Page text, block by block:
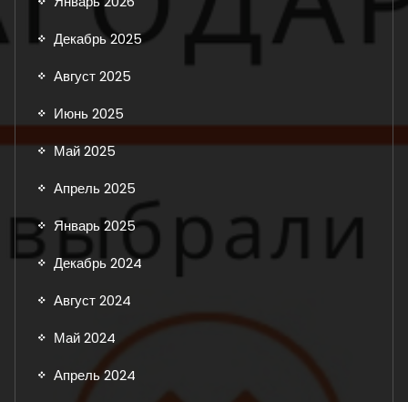
Декабрь 2025
Август 2025
Июнь 2025
Май 2025
Апрель 2025
Январь 2025
Декабрь 2024
Август 2024
Май 2024
Апрель 2024